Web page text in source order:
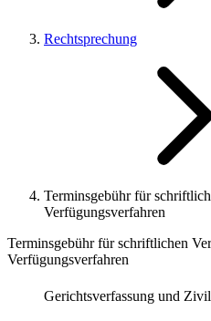
Rechtsprechung
Terminsgebühr für
Verfügungsverfahren
Terminsgebühr für schriftlichen
Verfügungsverfahren
Gerichtsverfassung und